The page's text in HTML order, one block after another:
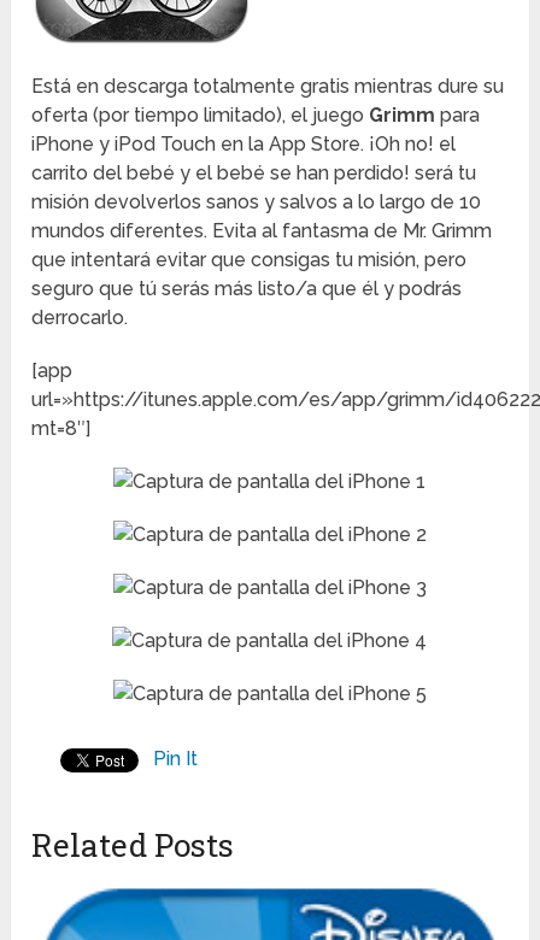
Está en descarga totalmente gratis mientras dure su
oferta (por tiempo limitado), el juego Grimm para
iPhone y iPod Touch en la App Store. ¡Oh no! el
carrito del bebé y el bebé se han perdido! será tu
misión devolverlos sanos y salvos a lo largo de 10
mundos diferentes. Evita al fantasma de Mr. Grimm
que intentará evitar que consigas tu misión, pero
seguro que tú serás más listo/a que él y podrás
derrocarlo.
[app
url=»https://itunes.apple.com/es/app/grimm/
mt=8″]
Pin It
Related Posts